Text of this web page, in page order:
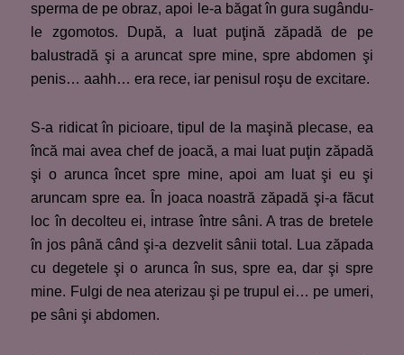
sperma de pe obraz, apoi le-a băgat în gura sugându-
le zgomotos. După, a luat puţină zăpadă de pe
balustradă şi a aruncat spre mine, spre abdomen şi
penis… aahh… era rece, iar penisul roşu de excitare.
S-a ridicat în picioare, tipul de la maşină plecase, ea
încă mai avea chef de joacă, a mai luat puţin zăpadă
şi o arunca încet spre mine, apoi am luat şi eu şi
aruncam spre ea. În joaca noastră zăpadă şi-a făcut
loc în decolteu ei, intrase între sâni. A tras de bretele
în jos până când şi-a dezvelit sânii total. Lua zăpada
cu degetele şi o arunca în sus, spre ea, dar şi spre
mine. Fulgi de nea aterizau şi pe trupul ei… pe umeri,
pe sâni şi abdomen.